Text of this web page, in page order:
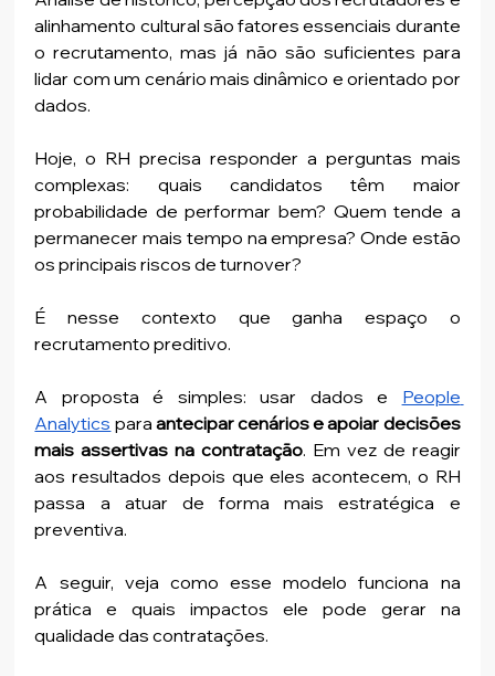
alinhamento cultural são fatores essenciais durante
o recrutamento, mas já não são suficientes para
lidar com um cenário mais dinâmico e orientado por
dados.
Hoje, o RH precisa responder a perguntas mais
complexas: quais candidatos têm maior
probabilidade de performar bem? Quem tende a
permanecer mais tempo na empresa? Onde estão
os principais riscos de turnover?
É nesse contexto que ganha espaço o
recrutamento preditivo.
A proposta é simples: usar dados e People
Analytics para antecipar cenários e apoiar decisões
mais assertivas na contratação. Em vez de reagir
aos resultados depois que eles acontecem, o RH
passa a atuar de forma mais estratégica e
preventiva.
A seguir, veja como esse modelo funciona na
prática e quais impactos ele pode gerar na
qualidade das contratações.